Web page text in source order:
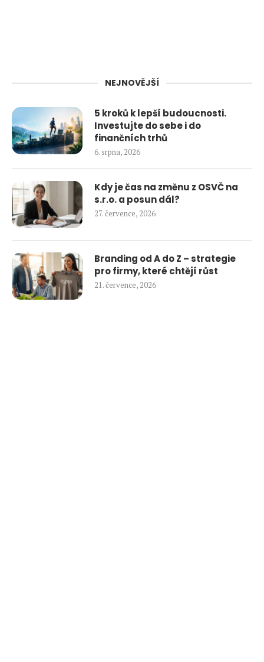
NEJNOVĚJŠÍ
5 kroků k lepší budoucnosti.
Investujte do sebe i do
finančních trhů
6. srpna, 2026
Kdy je čas na změnu z OSVČ na
s.r.o. a posun dál?
27. července, 2026
Branding od A do Z – strategie
pro firmy, které chtějí růst
21. července, 2026